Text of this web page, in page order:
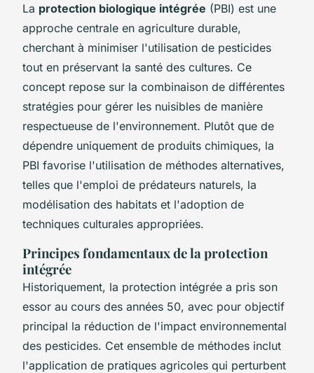
La protection biologique intégrée (PBI) est une
approche centrale en agriculture durable,
cherchant à minimiser l'utilisation de pesticides
tout en préservant la santé des cultures. Ce
concept repose sur la combinaison de différentes
stratégies pour gérer les nuisibles de manière
respectueuse de l'environnement. Plutôt que de
dépendre uniquement de produits chimiques, la
PBI favorise l'utilisation de méthodes alternatives,
telles que l'emploi de prédateurs naturels, la
modélisation des habitats et l'adoption de
techniques culturales appropriées.
Principes fondamentaux de la protection
intégrée
Historiquement, la protection intégrée a pris son
essor au cours des années 50, avec pour objectif
principal la réduction de l'impact environnemental
des pesticides. Cet ensemble de méthodes inclut
l'application de pratiques agricoles qui perturbent